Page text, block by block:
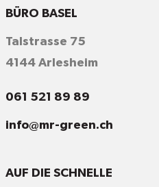
BÜRO BASEL
Talstrasse 75
4144 Arlesheim
061 521 89 89
info@mr-green.ch
AUF DIE SCHNELLE